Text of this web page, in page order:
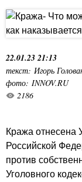
22.01.23 21:13
текст: Игорь
фото: INNOV.RU
2186
Кража отнесена
Российской
против
Уголовного